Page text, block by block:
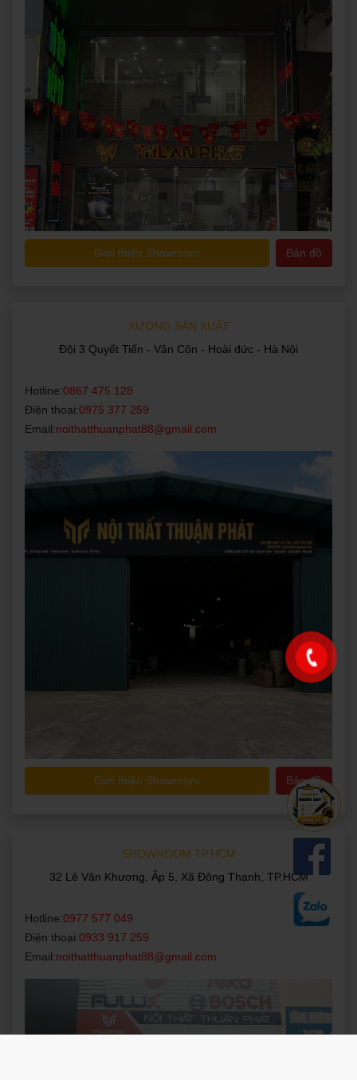
Giới thiệu Showroom Bản đồ
XƯỞNG SẢN XUẤT
Đội 3 Quyết Tiến - Vân Côn - Hoài đức - Hà Nội
Hotline:0867 475 128
Điện thoại:0975 377 259
Email:noithatthuanphat88@gmail.com
Giới thiệu Showroom Bản đồ
SHOWROOM TP.HCM
32 Lê Văn Khương, Ấp 5, Xã Đông Thạnh, TP.HCM
Hotline:0977 577 049
Điện thoại:0933 917 259
Email:noithatthuanphat88@gmail.com